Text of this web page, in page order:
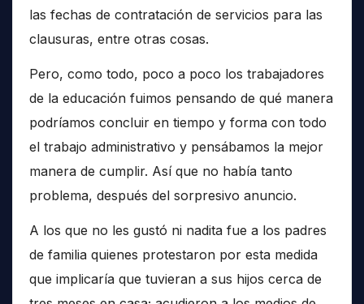
las fechas de contratación de servicios para las
clausuras, entre otras cosas.
Pero, como todo, poco a poco los trabajadores
de la educación fuimos pensando de qué manera
podríamos concluir en tiempo y forma con todo
el trabajo administrativo y pensábamos la mejor
manera de cumplir. Así que no había tanto
problema, después del sorpresivo anuncio.
A los que no les gustó ni nadita fue a los padres
de familia quienes protestaron por esta medida
que implicaría que tuvieran a sus hijos cerca de